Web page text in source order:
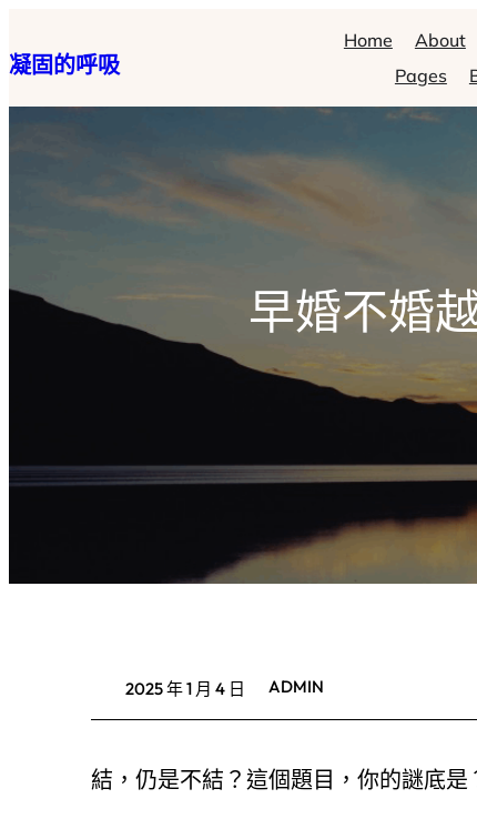
至
主
凝固的呼吸
Home About
Pages
早婚不婚
2025 年 1 月 4 日 ADMIN
結，仍是不結？這個題目，你的謎底是